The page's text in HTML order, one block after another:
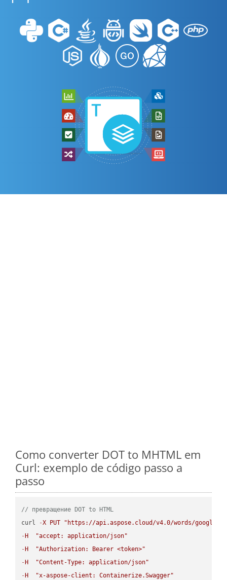
Como converter DOT to MHTML em
Curl: exemplo de código passo a
passo
// превращение DOT to HTML
curl
-X PUT
"https://api.aspose.cloud/v4.0/words/
- H
"accept: application/json"
- H
"Authorization: Bearer <token>"
- H
"Content-Type: application/json"
- H
"x-aspose-client: Containerize.Swagger"